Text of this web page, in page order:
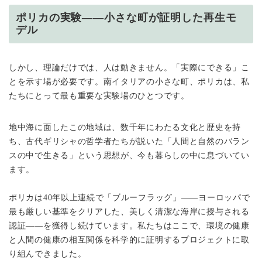
ポリカの実験——小さな町が証明した再生モ
デル
しかし、理論だけでは、人は動きません。「実際にできる」こ
とを示す場が必要です。南イタリアの小さな町、ポリカは、私
たちにとって最も重要な実験場のひとつです。
地中海に面したこの地域は、数千年にわたる文化と歴史を持
ち、古代ギリシャの哲学者たちが説いた「人間と自然のバラン
スの中で生きる」という思想が、今も暮らしの中に息づいてい
ます。
ポリカは40年以上連続で「ブルーフラッグ」——ヨーロッパで
最も厳しい基準をクリアした、美しく清潔な海岸に授与される
認証——を獲得し続けています。私たちはここで、環境の健康
と人間の健康の相互関係を科学的に証明するプロジェクトに取
り組んできました。